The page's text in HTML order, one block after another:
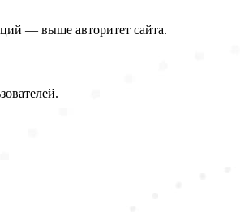
— выше авторитет сайта.